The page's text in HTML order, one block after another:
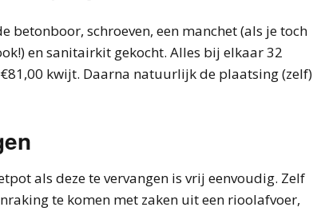
betonboor, schroeven, een manchet (als je toch
en sanitairkit gekocht. Alles bij elkaar 32
kwijt. Daarna natuurlijk de plaatsing (zelf)
als deze te vervangen is vrij eenvoudig. Zelf
te komen met zaken uit een rioolafvoer,